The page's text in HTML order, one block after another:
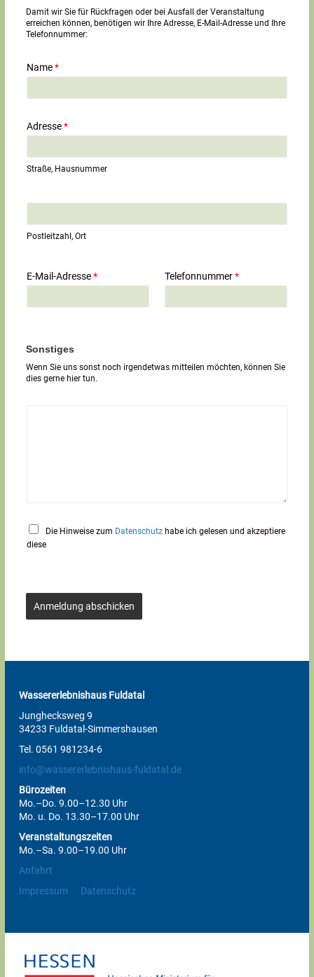
Damit wir Sie für Rückfragen oder bei Ausfall der Veranstaltung
erreichen können, benötigen wir Ihre Adresse, E-Mail-Adresse und Ihre
Telefonnummer:
Name*
Adresse*
Straße, Hausnummer
n
i
l
g
T
x
t
Postleitzahl, Ort
E-Mail-Adresse* Telefonnummer*
Sonstiges
Wenn Sie uns sonst noch irgendetwas mitteilen möchten, können Sie
dies gerne hier tun.
Die Hinweise zum Datenschutz habe ich gelesen und akzeptiere
diese
Anmeldung abschicken
Wassererlebnishaus Fuldatal
Junghecksweg 9
34233 Fuldatal-Simmershausen
Tel. 0561 981234-6
info@wassererlebnishaus-fuldatal.de
Bürozeiten
Mo.–Do. 9.00–12.30 Uhr
Mo. u. Do. 13.30–17.00 Uhr
Veranstaltungszeiten
Mo.–Sa. 9.00–19.00 Uhr
Anfahrt
Impressum
Datenschutz